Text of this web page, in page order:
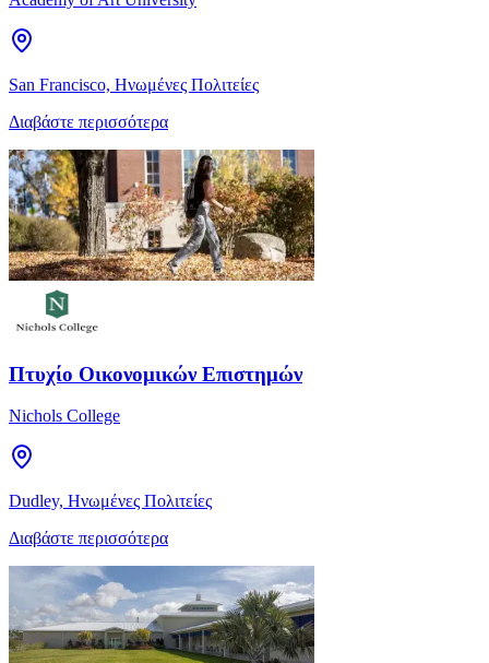
San Francisco, Ηνωμένες Πολιτείες
Διαβάστε περισσότερα
Πτυχίο Οικονομικών Επιστημών
Nichols College
Dudley, Ηνωμένες Πολιτείες
Διαβάστε περισσότερα